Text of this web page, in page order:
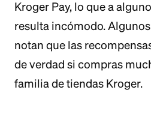
Kroger Pay, lo que a
resulta incómodo.
notan que las
de verdad si compras
familia de tiendas Kroger.